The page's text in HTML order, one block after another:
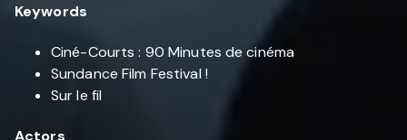
Keywords
Ciné-Courts : 90 Minutes de cinéma
Sundance Film Festival !
Sur le fil